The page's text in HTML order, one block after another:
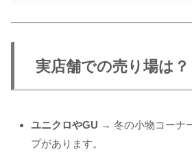
実店舗での売り場は？
ユニクロやGU → 冬の小物コーナ
プがあります。